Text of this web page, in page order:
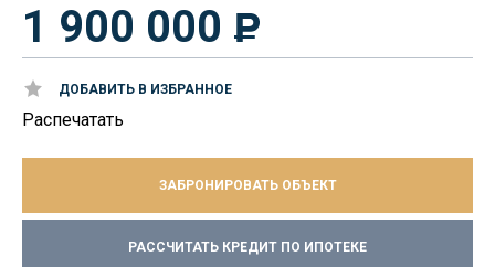
1 900 000
ДОБАВИТЬ В ИЗБРАННОЕ
Распечатать
ЗАБРОНИРОВАТЬ ОБЪЕКТ
РАССЧИТАТЬ КРЕДИТ ПО ИПОТЕКЕ